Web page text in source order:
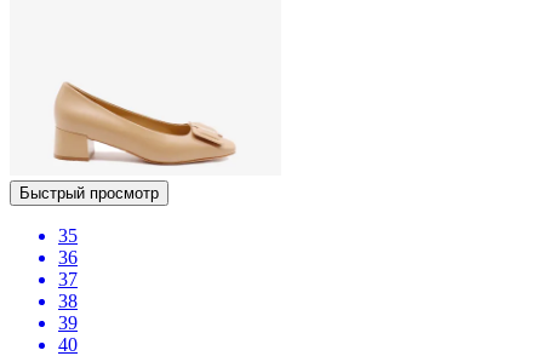
Быстрый просмотр
35
36
37
38
39
40